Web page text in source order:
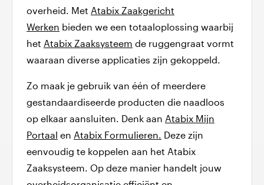
overheid. Met Atabix Zaakgericht
Werken bieden we een totaaloplossing waarbij
het Atabix Zaaksysteem de ruggengraat vormt
waaraan diverse applicaties zijn gekoppeld.
Zo maak je gebruik van één of meerdere
gestandaardiseerde producten die naadloos
op elkaar aansluiten. Denk aan Atabix Mijn
Portaal en Atabix Formulieren. Deze zijn
eenvoudig te koppelen aan het Atabix
Zaaksysteem. Op deze manier handelt jouw